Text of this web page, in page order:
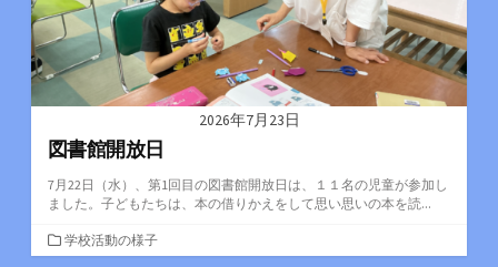
2026年7月23日
図書館開放日
7月22日（水）、第1回目の図書館開放日は、１１名の児童が参加し
ました。子どもたちは、本の借りかえをして思い思いの本を読...
カ
テ
学校活動の様子